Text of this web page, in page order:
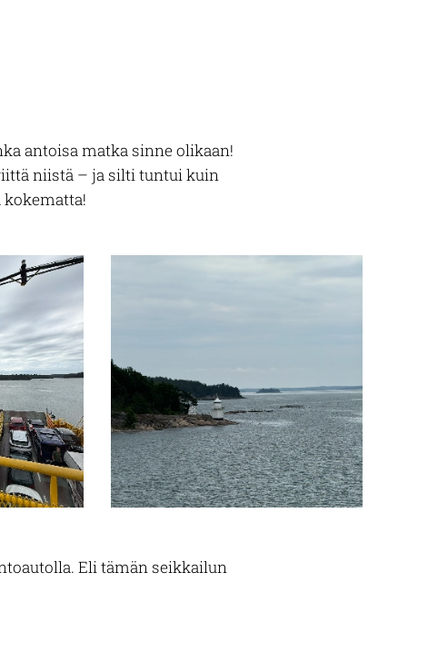
antoisa matka sinne olikaan!
niistä – ja silti tuntui kuin
Eli tämän seikkailun